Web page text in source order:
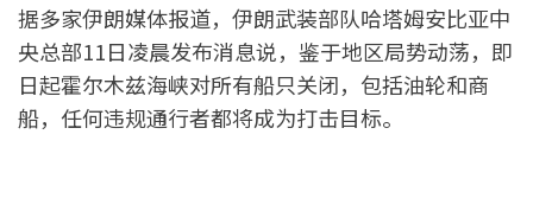
据多家伊朗媒体报道，伊朗武装部队哈塔姆安比亚中
央总部11日凌晨发布消息说，鉴于地区局势动荡，即
日起霍尔木兹海峡对所有船只关闭，包括油轮和商
船，任何违规通行者都将成为打击目标。